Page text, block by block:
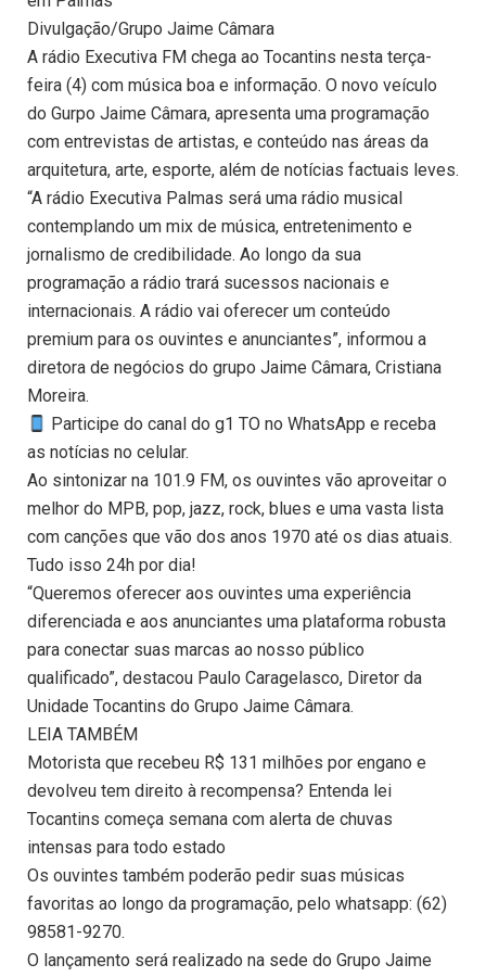
Divulgação/Grupo Jaime Câmara
A rádio Executiva FM chega ao Tocantins nesta terça-
feira (4) com música boa e informação. O novo veículo
do Gurpo Jaime Câmara, apresenta uma programação
com entrevistas de artistas, e conteúdo nas áreas da
arquitetura, arte, esporte, além de notícias factuais leves.
“A rádio Executiva Palmas será uma rádio musical
contemplando um mix de música, entretenimento e
jornalismo de credibilidade. Ao longo da sua
programação a rádio trará sucessos nacionais e
internacionais. A rádio vai oferecer um conteúdo
premium para os ouvintes e anunciantes”, informou a
diretora de negócios do grupo Jaime Câmara, Cristiana
Moreira.
Participe do canal do g1 TO no WhatsApp e receba
as notícias no celular.
Ao sintonizar na 101.9 FM, os ouvintes vão aproveitar o
melhor do MPB, pop, jazz, rock, blues e uma vasta lista
com canções que vão dos anos 1970 até os dias atuais.
Tudo isso 24h por dia!
“Queremos oferecer aos ouvintes uma experiência
diferenciada e aos anunciantes uma plataforma robusta
para conectar suas marcas ao nosso público
qualificado”, destacou Paulo Caragelasco, Diretor da
Unidade Tocantins do Grupo Jaime Câmara.
LEIA TAMBÉM
Motorista que recebeu R$ 131 milhões por engano e
devolveu tem direito à recompensa? Entenda lei
Tocantins começa semana com alerta de chuvas
intensas para todo estado
Os ouvintes também poderão pedir suas músicas
favoritas ao longo da programação, pelo whatsapp: (62)
98581-9270.
O lançamento será realizado na sede do Grupo Jaime